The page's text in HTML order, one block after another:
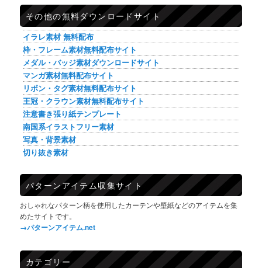
その他の無料ダウンロードサイト
イラレ素材 無料配布
枠・フレーム素材無料配布サイト
メダル・バッジ素材ダウンロードサイト
マンガ素材無料配布サイト
リボン・タグ素材無料配布サイト
王冠・クラウン素材無料配布サイト
注意書き張り紙テンプレート
南国系イラストフリー素材
写真・背景素材
切り抜き素材
パターンアイテム収集サイト
おしゃれなパターン柄を使用したカーテンや壁紙などのアイテムを集
めたサイトです。
→パターンアイテム.net
カテゴリー